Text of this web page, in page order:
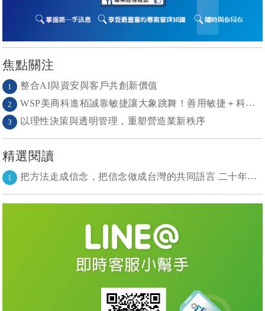
焦點關注
1 整合AI與資安與客戶共創新價值
2 WSP美商科進栢誠靠敏捷讓大象跳舞！善用敏捷＋科技力， 大型工程也能快速迭代
3 以理性決策與透明管理，重塑營造業新秩序
精選閱讀
1 把方法走成信念，把信念做成台灣的共同語言 二十年志業，陪伴台灣走過專案管理與敏捷轉型